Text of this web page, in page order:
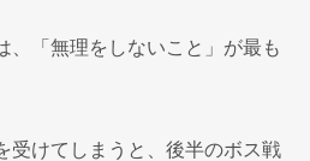
、「無理をしないこと」が最も
受けてしまうと、後半のボス戦